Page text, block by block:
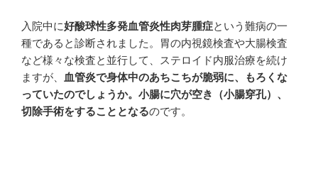
入院中に好酸球性多発血管炎性肉芽腫症という難病の一
種であると診断されました。胃の内視鏡検査や大腸検査
など様々な検査と並行して、ステロイド内服治療を続け
ますが、
血管炎で身体中のあちこちが脆弱に、もろくな
っていたのでしょうか。小腸に穴が空き（小腸穿孔）、
切除手術をすることとなるのです。